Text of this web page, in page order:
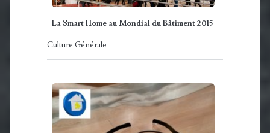
La Smart Home au Mondial du Bâtiment 2015
Culture Générale